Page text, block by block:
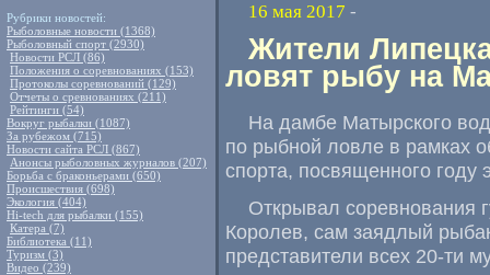
Рубрики новостей:
Рыболовные новости (1368)
Рыболовный спорт (2930)
Новости РСЛ (86)
Положения о соревнованиях (153)
Протоколы соревнований (129)
Отчеты о сревнованиях (211)
Рейтинги (54)
Вокруг рыбалки (1087)
За рубежом (715)
Новости сайта РСЛ (867)
Анонсы рыболовных журналов (207)
Борьба с браконьерами (650)
Происшествия (698)
Экология (404)
Hi-tech для рыбалки (155)
Катера (7)
Библиотека (11)
Туризм (3)
Видео (239)
16 мая 2017 -
Жители
ловят рыбу на
На дамбе Матырского
по рыбной ловле в рамках
спорта, посвященного году
Открывал соревнования
Королев, сам заядлый
представители всех 20-ти